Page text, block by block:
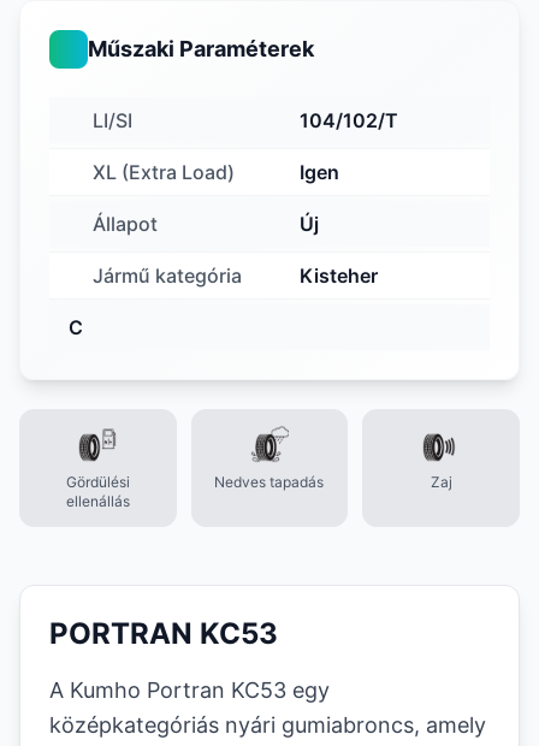
Műszaki Paraméterek
LI/SI 104/102/T
XL (Extra Load) Igen
Állapot Új
Jármű kategória Kisteher
C
Gördülési
ellenállás
Nedves tapadás Zaj
PORTRAN KC53
A Kumho Portran KC53 egy
középkategóriás nyári gumiabroncs, amely